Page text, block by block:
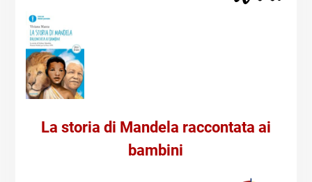
La storia di Mandela raccontata ai
bambini